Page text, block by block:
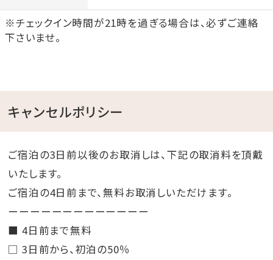
※チェックイン時間が21時を過ぎる場合は、必ずご連絡
下さいませ。
キャンセルポリシー
ご宿泊の3日前以後のお取消しは、下記の取消料を頂戴
いたします。
ご宿泊の4日前まで、無料お取消しいただけます。
ーーーーーーーーーーーーー
■ 4日前まで無料
□ 3日前から、初泊の50％